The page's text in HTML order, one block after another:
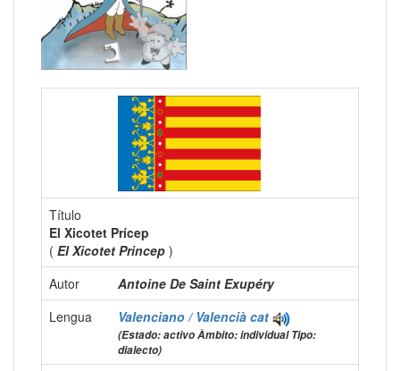
Título
El Xicotet Prícep
( El Xicotet Princep )
Autor
Antoine De Saint Exupéry
Lengua
Valenciano / Valencià cat
(Estado: activo Àmbito: individual Tipo:
dialecto)